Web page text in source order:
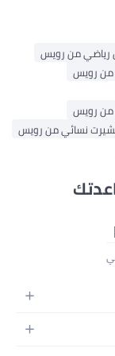
رياضي من رويس
من رويس
من رويس
نسائي من رويس